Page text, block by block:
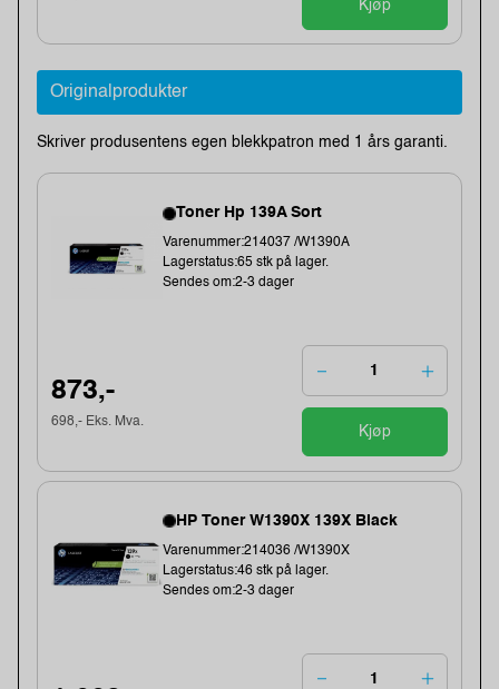
Kjøp
Originalprodukter
Skriver produsentens egen blekkpatron med 1 års garanti.
Toner Hp 139A Sort
Varenummer:214037 /W1390A
Lagerstatus:65 stk på lager.
Sendes om:2-3 dager
873,-
698,- Eks. Mva.
Kjøp
HP Toner W1390X 139X Black
Varenummer:214036 /W1390X
Lagerstatus:46 stk på lager.
Sendes om:2-3 dager